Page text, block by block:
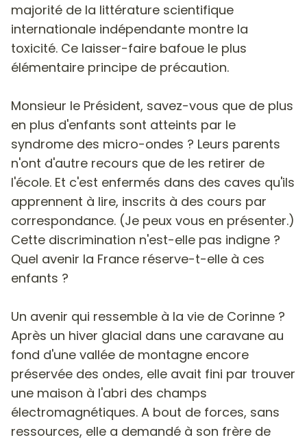
majorité de la littérature scientifique
internationale indépendante montre la
toxicité. Ce laisser-faire bafoue le plus
élémentaire principe de précaution.
Monsieur le Président, savez-vous que de plus
en plus d'enfants sont atteints par le
syndrome des micro-ondes ? Leurs parents
n'ont d'autre recours que de les retirer de
l'école. Et c'est enfermés dans des caves qu'ils
apprennent à lire, inscrits à des cours par
correspondance. (Je peux vous en présenter.)
Cette discrimination n'est-elle pas indigne ?
Quel avenir la France réserve-t-elle à ces
enfants ?
Un avenir qui ressemble à la vie de Corinne ?
Après un hiver glacial dans une caravane au
fond d'une vallée de montagne encore
préservée des ondes, elle avait fini par trouver
une maison à l'abri des champs
électromagnétiques. A bout de forces, sans
ressources, elle a demandé à son frère de